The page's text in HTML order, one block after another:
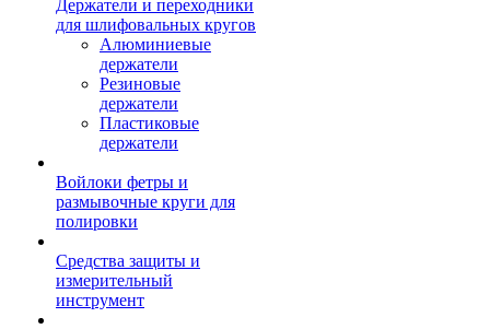
Держатели и переходники
для шлифовальных кругов
Алюминиевые
держатели
Резиновые
держатели
Пластиковые
держатели
Войлоки фетры и
размывочные круги для
полировки
Средства защиты и
измерительный
инструмент